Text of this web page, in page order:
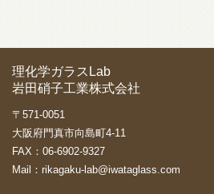
理化学ガラスLab
岩田硝子工業株式会社
〒571-0051
大阪府門真市向島町4-11
FAX：06-6902-9327
Mail： rikagaku-lab@iwataglass.com